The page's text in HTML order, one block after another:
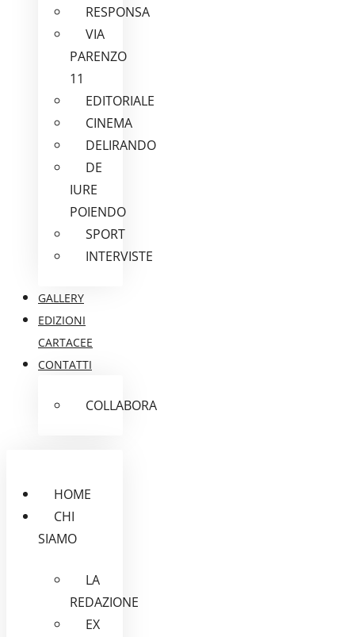
RESPONSA
VIA
PARENZO
11
EDITORIALE
CINEMA
DELIRANDO
DE
IURE
POIENDO
SPORT
INTERVISTE
GALLERY
EDIZIONI
CARTACEE
CONTATTI
COLLABORA
HOME
CHI
SIAMO
LA
REDAZIONE
EX